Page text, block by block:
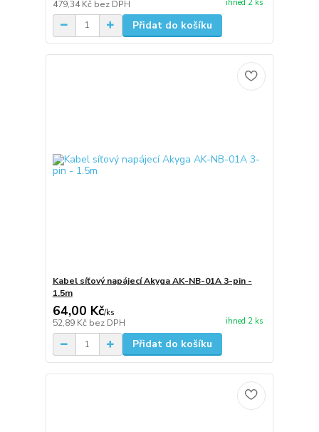
479,34 Kč bez DPH ihned 2 ks
Přidat do košíku
Kabel síťový napájecí Akyga AK-NB-01A 3-pin -
1.5m
64,00 Kč/ks
52,89 Kč bez DPH ihned 2 ks
Přidat do košíku